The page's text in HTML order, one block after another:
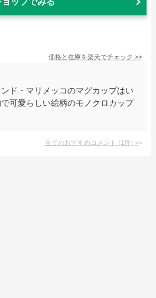
価格と在庫を楽天でチェック >>
ド・マリメッコのマグカップはい
可愛らしい絵柄のモノクロカップ
全てのおすすめコメント (1件) >